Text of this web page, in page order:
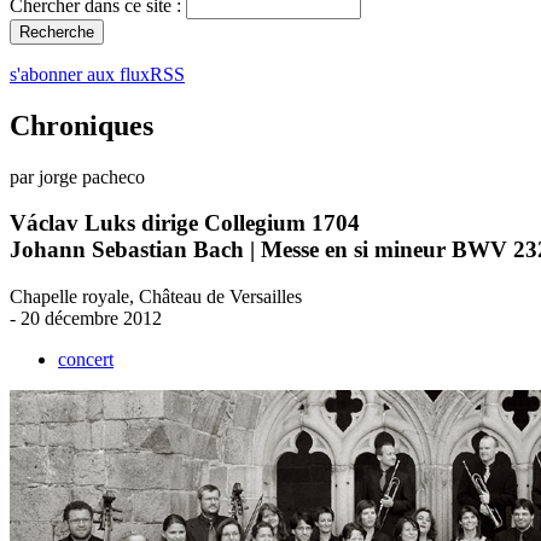
Chercher dans ce site :
s'abonner aux fluxRSS
Chroniques
par jorge pacheco
Václav Luks dirige Collegium 1704
Johann Sebastian Bach | Messe en si mineur BWV
Chapelle royale, Château de Versailles
- 20 décembre 2012
concert